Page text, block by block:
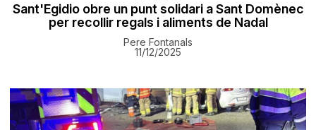
Sant'Egidio obre un punt solidari a Sant Domènec
per recollir regals i aliments de Nadal
Pere Fontanals
11/12/2025